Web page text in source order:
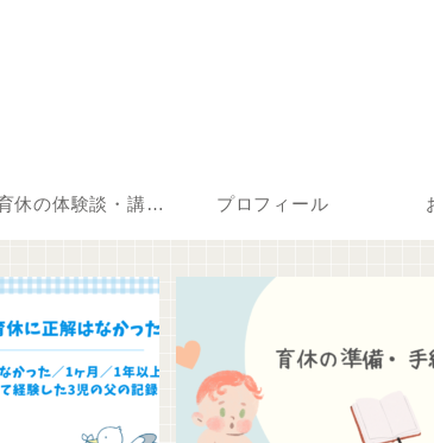
男性育休の体験談・講演について プロフィール